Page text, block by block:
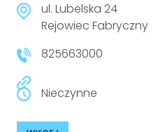
ul. Lubelska 24
Rejowiec Fabryczny
825663000
Nieczynne